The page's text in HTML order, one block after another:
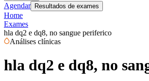
Agendar Resultados de exames
Home
Exames
hla dq2 e dq8, no sangue periferico
Análises clínicas
hla dq2 e dq8, no